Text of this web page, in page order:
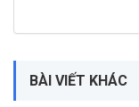
BÀI VIẾT KHÁC